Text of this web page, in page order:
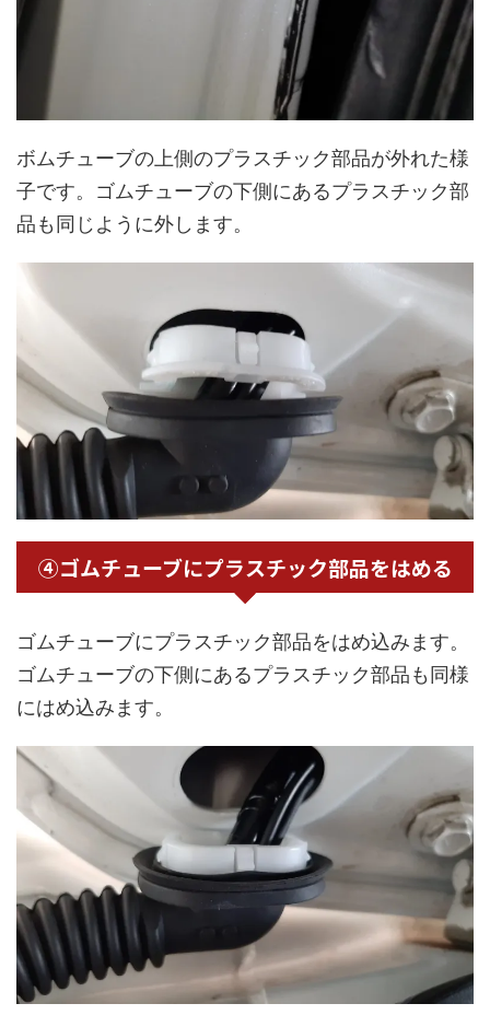
ボムチューブの上側のプラスチック部品が外れた様
子です。ゴムチューブの下側にあるプラスチック部
品も同じように外します。
④ゴムチューブにプラスチック部品をはめる
ゴムチューブにプラスチック部品をはめ込みます。
ゴムチューブの下側にあるプラスチック部品も同様
にはめ込みます。